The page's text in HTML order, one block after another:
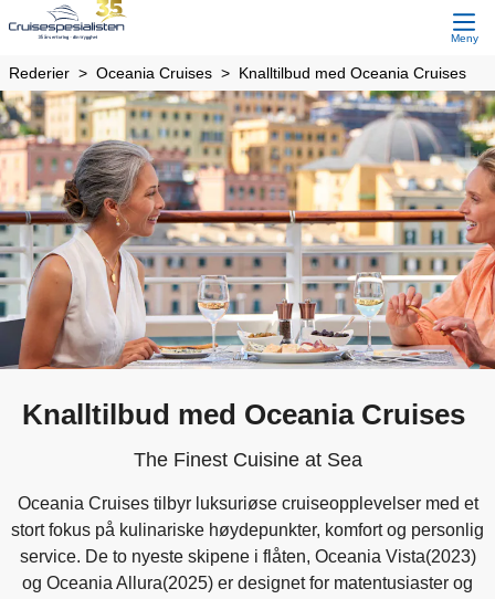
Meny
Rederier Oceania Cruises Knalltilbud med Oceania Cruises
Knalltilbud med Oceania Cruises
The Finest Cuisine at Sea
Oceania Cruises tilbyr luksuriøse cruiseopplevelser med et
stort fokus på kulinariske høydepunkter, komfort og personlig
service. De to nyeste skipene i flåten, Oceania Vista(2023)
og Oceania Allura(2025) er designet for matentusiaster og